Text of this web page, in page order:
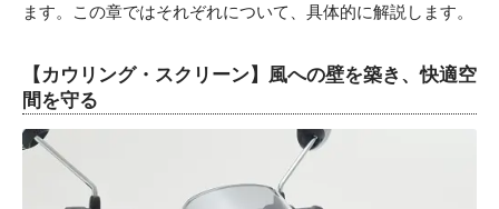
ます。この章ではそれぞれについて、具体的に解説します。
【カウリング・スクリーン】風への壁を築き、快適空
間を守る